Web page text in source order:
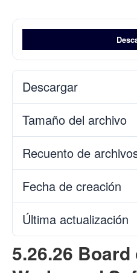
Descargar
Tamaño del archivo
Recuento de
Fecha de creación
Última actualización
5.26.26